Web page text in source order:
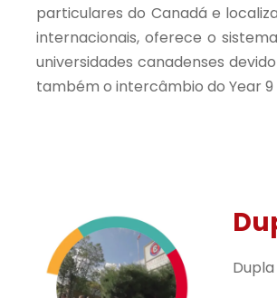
particulares do Canadá e
internacionais, oferece o
universidades canadenses
também o intercâmbio do Year